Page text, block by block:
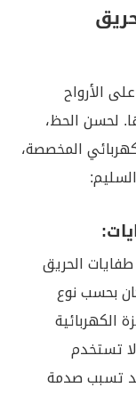
الأرواح
لحسن الحظ،
المخصصة،
الحريق
بحسب نوع
الكهربائية
تستخدم
قد تسبب صدمة